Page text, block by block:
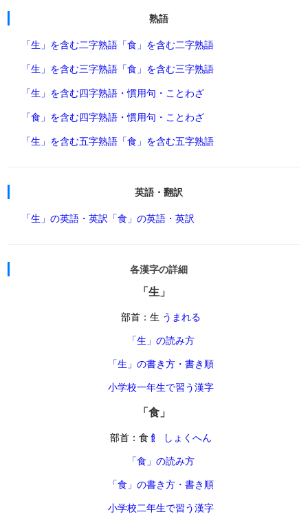
熟語
「生」を含む二字熟語 「食」を含む二字熟語
「生」を含む三字熟語 「食」を含む三字熟語
「生」を含む四字熟語・慣用句・ことわざ
「食」を含む四字熟語・慣用句・ことわざ
「生」を含む五字熟語 「食」を含む五字熟語
英語・翻訳
「生」の英語・英訳 「食」の英語・英訳
各漢字の詳細
「生」
部首：生 うまれる
「生」の読み方
「生」の書き方・書き順
小学校一年生で習う漢字
「食」
部首：食 飠 しょくへん
「食」の読み方
「食」の書き方・書き順
小学校二年生で習う漢字